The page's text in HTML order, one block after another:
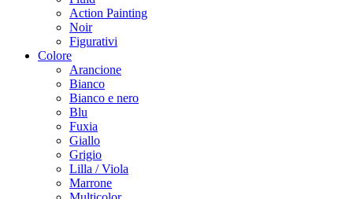
Action Painting
Noir
Figurativi
Colore
Arancione
Bianco
Bianco e nero
Blu
Fuxia
Giallo
Grigio
Lilla / Viola
Marrone